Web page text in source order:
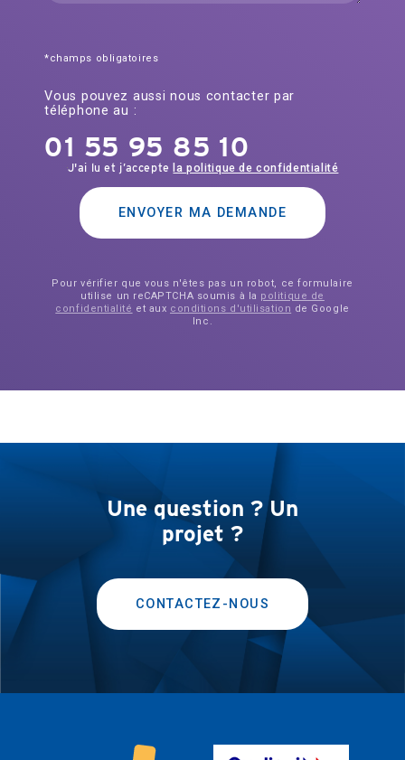
*champs obligatoires
Vous pouvez aussi nous contacter par
téléphone au :
01 55 95 85 10
J'ai lu et j’accepte la politique de confidentialité
ENVOYER MA DEMANDE
Pour vérifier que vous n'êtes pas un robot, ce formulaire
utilise un reCAPTCHA soumis à la politique de
confidentialité et aux conditions d'utilisation de Google
Inc.
Une question ? Un
projet ?
CONTACTEZ-NOUS